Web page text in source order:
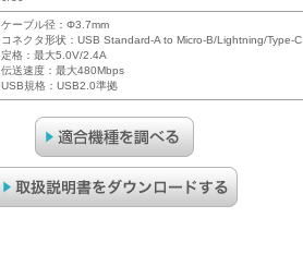
ーブル径：Φ3.7mm
ネクタ形状：USB Standard-A to Micro-B/Lightning/Type-C
格：最大5.0V/2.4A
送速度：最大480Mbps
規格：USB2.0準拠